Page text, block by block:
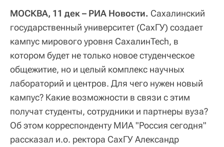
МОСКВА, 11 дек – РИА Новости. Сахалинский
государственный университет (СахГУ) создает
кампус мирового уровня СахалинTech, в
котором будет не только новое студенческое
общежитие, но и целый комплекс научных
лабораторий и центров. Для чего нужен новый
кампус? Какие возможности в связи с этим
получат студенты, сотрудники и партнеры вуза?
Об этом корреспонденту МИА "Россия сегодня"
рассказал и.о. ректора СахГУ Александр